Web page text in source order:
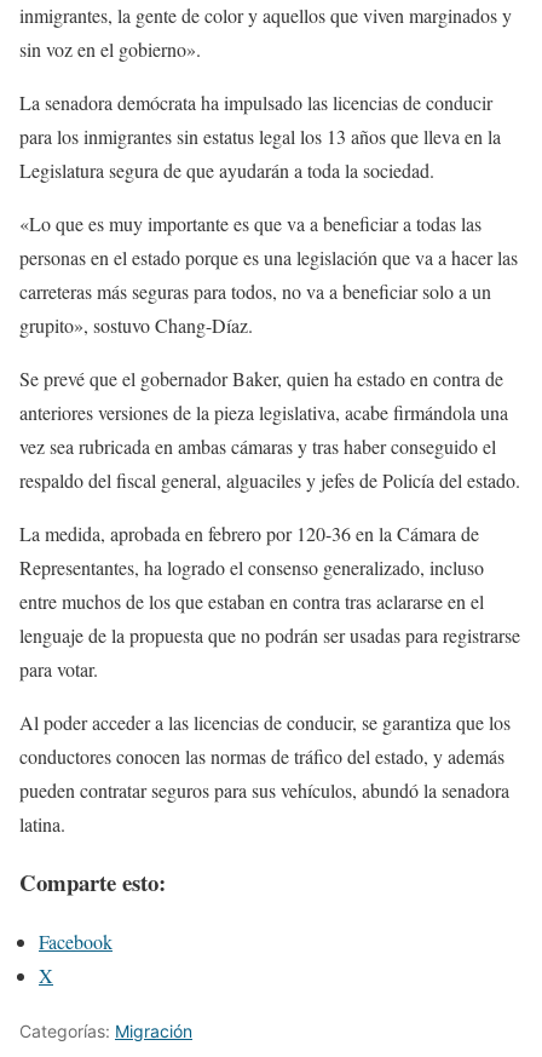
inmigrantes, la gente de color y aquellos que viven marginados y
sin voz en el gobierno».
La senadora demócrata ha impulsado las licencias de conducir
para los inmigrantes sin estatus legal los 13 años que lleva en la
Legislatura segura de que ayudarán a toda la sociedad.
«Lo que es muy importante es que va a beneficiar a todas las
personas en el estado porque es una legislación que va a hacer las
carreteras más seguras para todos, no va a beneficiar solo a un
grupito», sostuvo Chang-Díaz.
Se prevé que el gobernador Baker, quien ha estado en contra de
anteriores versiones de la pieza legislativa, acabe firmándola una
vez sea rubricada en ambas cámaras y tras haber conseguido el
respaldo del fiscal general, alguaciles y jefes de Policía del estado.
La medida, aprobada en febrero por 120-36 en la Cámara de
Representantes, ha logrado el consenso generalizado, incluso
entre muchos de los que estaban en contra tras aclararse en el
lenguaje de la propuesta que no podrán ser usadas para registrarse
para votar.
Al poder acceder a las licencias de conducir, se garantiza que los
conductores conocen las normas de tráfico del estado, y además
pueden contratar seguros para sus vehículos, abundó la senadora
latina.
Comparte esto:
Facebook
X
Categorías: Migración